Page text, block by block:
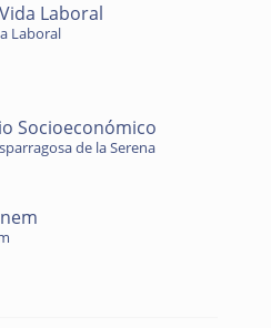
Laboral
Laboral
Socioeconómico
de la Serena